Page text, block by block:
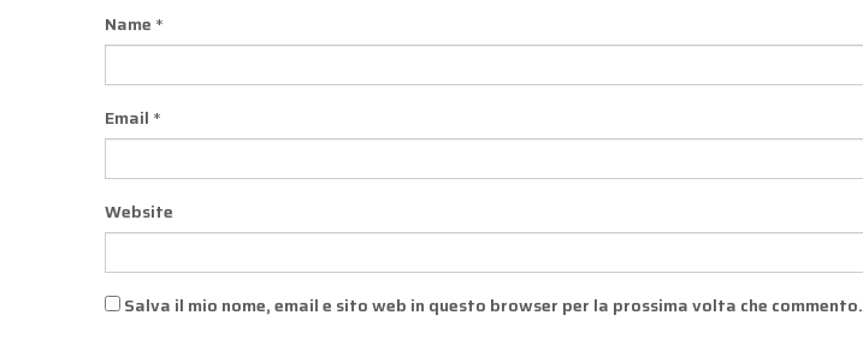
Name *
Email *
Website
Salva il mio nome, email e sito web in questo browser per la prossima volta che commento.